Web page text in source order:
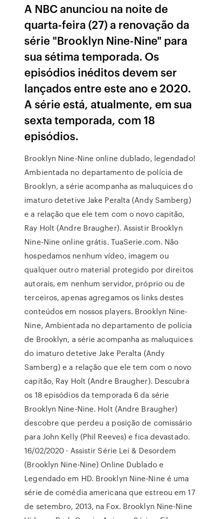
A NBC anunciou na noite de
quarta-feira (27) a renovação da
série "Brooklyn Nine-Nine" para
sua sétima temporada. Os
episódios inéditos devem ser
lançados entre este ano e 2020.
A série está, atualmente, em sua
sexta temporada, com 18
episódios.
Brooklyn Nine-Nine online dublado, legendado!
Ambientada no departamento de polícia de
Brooklyn, a série acompanha as maluquices do
imaturo detetive Jake Peralta (Andy Samberg)
e a relação que ele tem com o novo capitão,
Ray Holt (Andre Braugher). Assistir Brooklyn
Nine-Nine online grátis. TuaSerie.com. Não
hospedamos nenhum vídeo, imagem ou
qualquer outro material protegido por direitos
autorais, em nenhum servidor, próprio ou de
terceiros, apenas agregamos os links destes
conteúdos em nossos players. Brooklyn Nine-
Nine, Ambientada no departamento de polícia
de Brooklyn, a série acompanha as maluquices
do imaturo detetive Jake Peralta (Andy
Samberg) e a relação que ele tem com o novo
capitão, Ray Holt (Andre Braugher). Descubra
os 18 episódios da temporada 6 da série
Brooklyn Nine-Nine. Holt (Andre Braugher)
descobre que perdeu a posição de comissário
para John Kelly (Phil Reeves) e fica devastado.
16/02/2020 · Assistir Série Lei & Desordem
(Brooklyn Nine-Nine) Online Dublado e
Legendado em HD. Brooklyn Nine-Nine é uma
série de comédia americana que estreou em 17
de setembro, 2013, na Fox. Brooklyn Nine-Nine